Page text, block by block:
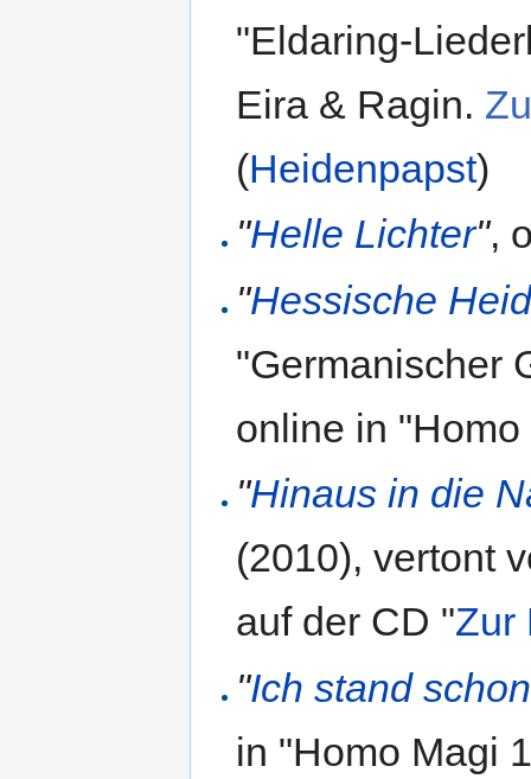
"Eldaring-
Eira & Ragin.
(Heidenpapst)
"Helle Lichter",
"Hessische
"Germanischer
online in
"Hinaus in die
(2010), vertont
auf der CD "Zur
"Ich stand
in "Homo Magi